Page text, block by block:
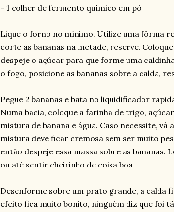
- 1 colher de fermento químico em pó
Lique o forno no mínimo. Utilize uma fôrma
corte as bananas na metade, reserve.
despeje o açúcar para que forme uma
o fogo, posicione as bananas sobre a calda,
Pegue 2 bananas e bata no liquidificador
Numa bacia, coloque a farinha de trigo,
mistura de banana e água. Caso necessite, vá
mistura deve ficar cremosa sem ser muito
então despeje essa massa sobre as
ou até sentir cheirinho de coisa boa.
Desenforme sobre um prato grande, a calda
efeito fica muito bonito, ninguém diz que foi